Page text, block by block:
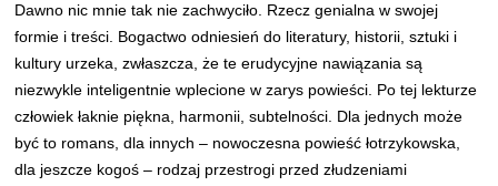
Dawno nic mnie tak nie zachwyciło. Rzecz genialna w swojej
formie i treści. Bogactwo odniesień do literatury, historii, sztuki i
kultury urzeka, zwłaszcza, że te erudycyjne nawiązania są
niezwykle inteligentnie wplecione w zarys powieści. Po tej lekturze
człowiek łaknie piękna, harmonii, subtelności. Dla jednych może
być to romans, dla innych – nowoczesna powieść łotrzykowska,
dla jeszcze kogoś – rodzaj przestrogi przed złudzeniami